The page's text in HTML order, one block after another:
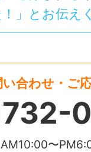
！」とお伝え
合わせ・ご
〜